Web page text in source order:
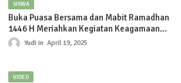
SISWA
Buka Puasa Bersama dan Mabit Ramadhan
1446 H Meriahkan Kegiatan Keagamaan
SMP Muhammadiyah 4 Samarinda
Yudi April 19, 2025
VIDEO